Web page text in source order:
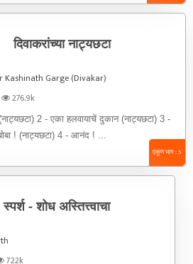
दिवाकरांच्या नाट्यछटा
Kashinath Garge (Divakar)
276.9k
2 - एका हलवायाचें दुकान (नाट्यछटा) 3 -
! (नाट्यछटा) 4 - आनंद ! ...
एकूण भाग : 5
स्पर्श - शोध अस्तित्त्वाचा
722k